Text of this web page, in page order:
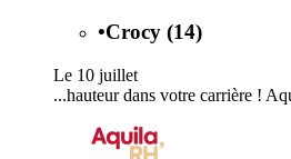
•Crocy (14)
Le 10 juillet
...hauteur dans votre carrière !